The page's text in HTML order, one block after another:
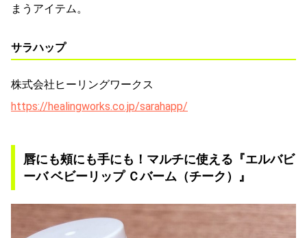
まうアイテム。
サラハップ
株式会社ヒーリングワークス
https://healingworks.co.jp/sarahapp/
唇にも頰にも手にも！マルチに使える『エルバビ
ーバ ベビーリップ Ｃバーム（チーク）』